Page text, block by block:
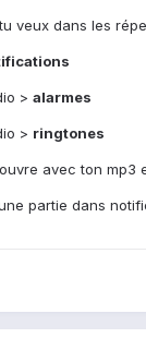
veux dans les
> alarmes
> ringtones
avec ton mp3
partie dans